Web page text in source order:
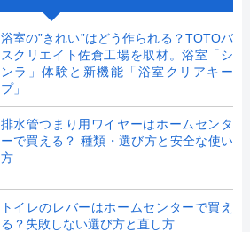
浴室の”きれい”はどう作られる？TOTOバ
スクリエイト佐倉工場を取材。浴室「シ
ンラ」体験と新機能「浴室クリアキー
プ」
排水管つまり用ワイヤーはホームセンタ
ーで買える？ 種類・選び方と安全な使い
方
トイレのレバーはホームセンターで買え
る？失敗しない選び方と直し方